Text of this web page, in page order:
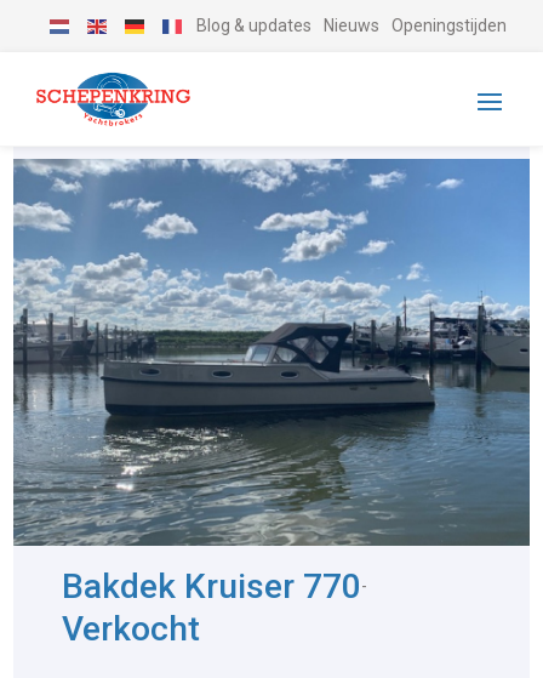
Blog & updates Nieuws Openingstijden
Bakdek Kruiser 770-
Verkocht